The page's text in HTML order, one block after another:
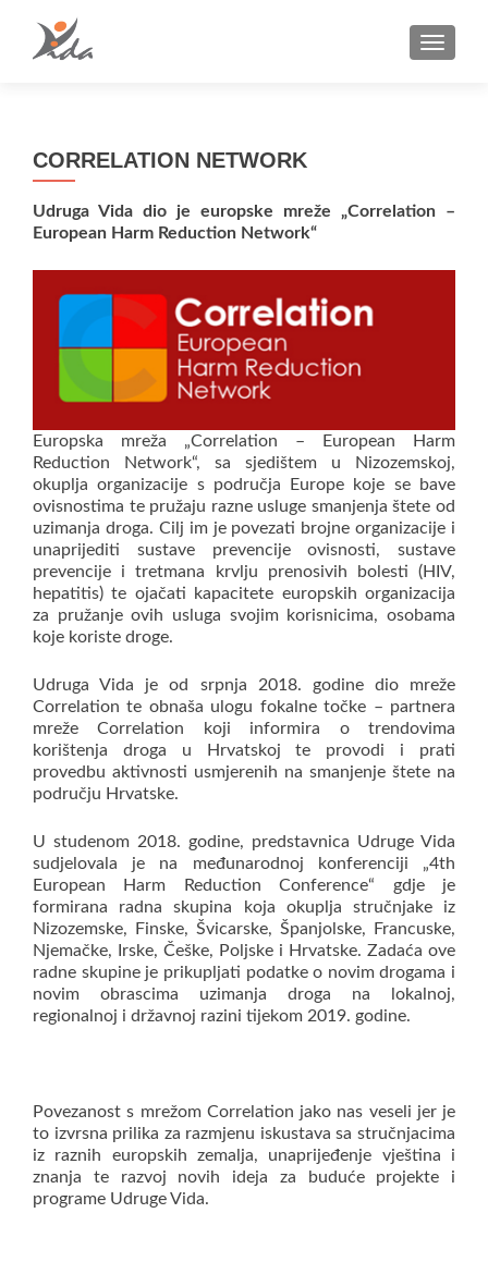
CORRELATION NETWORK
Udruga Vida dio je europske mreže „Correlation –
European Harm Reduction Network“
Europska mreža „Correlation – European Harm
Reduction Network“, sa sjedištem u Nizozemskoj,
okuplja organizacije s područja Europe koje se bave
ovisnostima te pružaju razne usluge smanjenja štete od
uzimanja droga. Cilj im je povezati brojne organizacije i
unaprijediti sustave prevencije ovisnosti, sustave
prevencije i tretmana krvlju prenosivih bolesti (HIV,
hepatitis) te ojačati kapacitete europskih organizacija
za pružanje ovih usluga svojim korisnicima, osobama
koje koriste droge.
Udruga Vida je od srpnja 2018. godine dio mreže
Correlation te obnaša ulogu fokalne točke – partnera
mreže Correlation koji informira o trendovima
korištenja droga u Hrvatskoj te provodi i prati
provedbu aktivnosti usmjerenih na smanjenje štete na
području Hrvatske.
U studenom 2018. godine, predstavnica Udruge Vida
sudjelovala je na međunarodnoj konferenciji „4th
European Harm Reduction Conference“ gdje je
formirana radna skupina koja okuplja stručnjake iz
Nizozemske, Finske, Švicarske, Španjolske, Francuske,
Njemačke, Irske, Češke, Poljske i Hrvatske. Zadaća ove
radne skupine je prikupljati podatke o novim drogama i
novim obrascima uzimanja droga na lokalnoj,
regionalnoj i državnoj razini tijekom 2019. godine.
Povezanost s mrežom Correlation jako nas veseli jer je
to izvrsna prilika za razmjenu iskustava sa stručnjacima
iz raznih europskih zemalja, unaprijeđenje vještina i
znanja te razvoj novih ideja za buduće projekte i
programe Udruge Vida.